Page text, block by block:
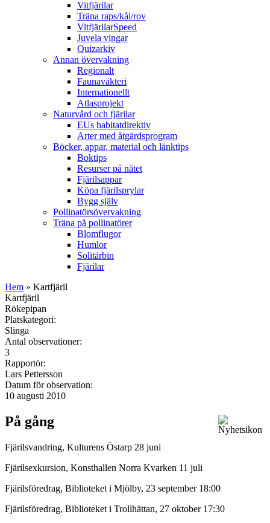
Vitfjärilar
Träna raps/kål/rov
VitfjärilarSpeed
Juvela vingar
Quizarkiv
Annan övervakning
Regionalt
Faunaväkteri
Internationellt
Atlasprojekt
Naturvård och fjärilar
EUs habitatdirektiv
Arter med åtgärdsprogram
Böcker, appar, material och länktips
Boktips
Resurser på nätet
Fjärilsappar
Köpa fjärilsprylar
Bygg själv
Pollinatörsövervakning
Träna på pollinatörer
Blomflugor
Humlor
Solitärbin
Fjärilar
Hem » Kartfjäril
Kartfjäril
Rökepipan
Platskategori:
Slinga
Antal observationer:
3
Rapportör:
Lars Pettersson
Datum för observation:
10 augusti 2010
På gång
Fjärilsvandring, Kulturens Östarp 28 juni
Fjärilsexkursion, Konsthallen Norra Kvarken 11 juli
Fjärilsföredrag, Biblioteket i Mjölby, 23 september 18:00
Fjärilsföredrag, Biblioteket i Trollhättan, 27 oktober 17:30